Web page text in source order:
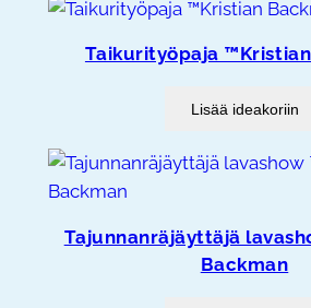
Taikurityöpaja
Lisää ideakoriin
Tajunnanräjäyttäjä
Backman